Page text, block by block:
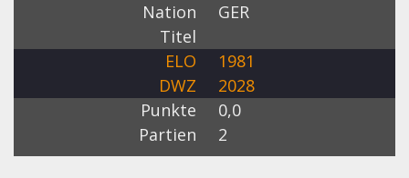
Nation
GER
Titel
ELO
1981
DWZ
2028
Punkte
0,0
Partien
2